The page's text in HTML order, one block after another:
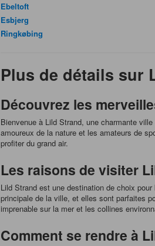
Ebeltoft
Esbjerg
Ringkøbing
Plus de détails sur
Découvrez les
Bienvenue à Lild Strand, une charmante
amoureux de la nature et les amateurs de
profiter du grand air.
Les raisons de visiter
Lild Strand est une destination de choix
principale de la ville, et elles sont parfaites
imprenable sur la mer et les collines
Comment se rendre à